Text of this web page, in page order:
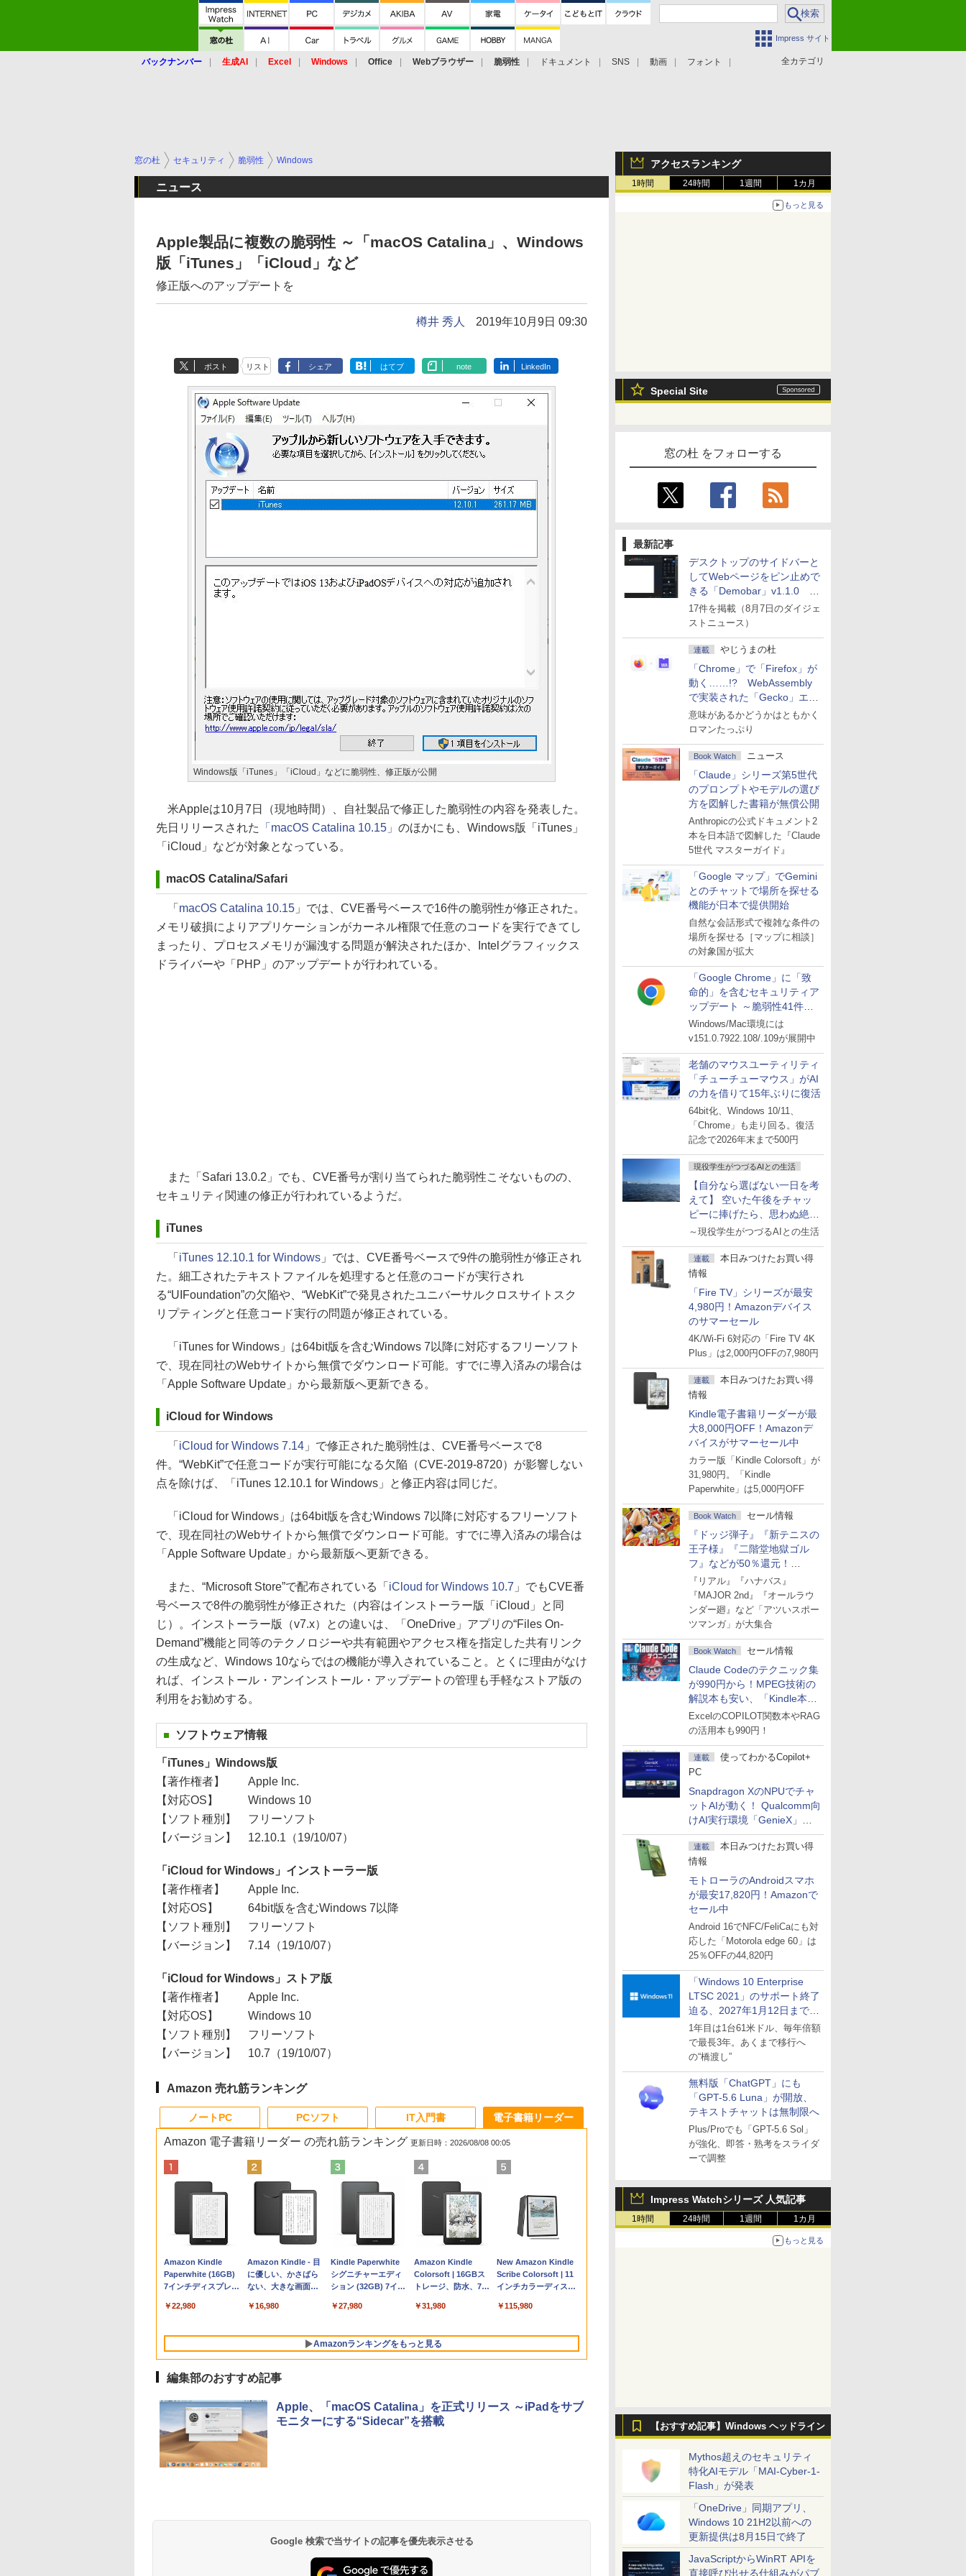
Impress サイト
全カテゴリ
バックナンバー 生成AI Excel Windows Office Webブラウザー 脆弱性 ドキュメント SNS 動画 フォント
アクセスランキング
1時間 24時間 1週間 1カ月
もっと見る
Special Site
窓の杜 をフォローする
最新記事
デスクトップのサイドバーと
してWebページをピン止めで
きる「Demobar」v1.1.0 ほ
か
17件を掲載（8月7日のダイジェ
ストニュース）
連載 やじうまの杜
「Chrome」で「Firefox」が
動く……!? WebAssembly
で実装された「Gecko」エン
ジン
意味があるかどうかはともかく
ロマンたっぷり
Book Watch ニュース
「Claude」シリーズ第5世代
のプロンプトやモデルの選び
方を図解した書籍が無償公開
Anthropicの公式ドキュメント2
本を日本語で図解した『Claude
5世代 マスターガイド』
「Google マップ」でGemini
とのチャットで場所を探せる
機能が日本で提供開始
自然な会話形式で複雑な条件の
場所を探せる［マップに相談］
の対象国が拡大
「Google Chrome」に「致
命的」を含むセキュリティア
ップデート ～脆弱性41件に
対処
Windows/Mac環境には
v151.0.7922.108/.109が展開中
老舗のマウスユーティリティ
「チューチューマウス」がAI
の力を借りて15年ぶりに復活
64bit化、Windows 10/11、
「Chrome」も走り回る。復活
記念で2026年末まで500円
現役学生がつづるAIとの生活
【自分なら選ばない一日を考
えて】 空いた午後をチャッ
ピーに捧げたら、思わぬ絶景
に出会った話
～現役学生がつづるAIとの生活
連載
本日みつけたお買い得
情報
「Fire TV」シリーズが最安
4,980円！Amazonデバイス
のサマーセール
4K/Wi-Fi 6対応の「Fire TV 4K
Plus」は2,000円OFFの7,980円
連載
本日みつけたお買い得
情報
Kindle電子書籍リーダーが最
大8,000円OFF！Amazonデ
バイスがサマーセール中
カラー版「Kindle Colorsoft」が
31,980円。「Kindle
Paperwhite」は5,000円OFF
Book Watch セール情報
『ドッジ弾子』『新テニスの
王子様』『二階堂地獄ゴル
フ』などが50％還元！
Amazonマンガ週末セール
『リアル』『ハナバス』
『MAJOR 2nd』『オールラウ
ンダー廻』など「アツいスポー
ツマンガ」が大集合
Book Watch セール情報
Claude Codeのテクニック集
が990円から！MPEG技術の
解説本も安い、「Kindle本サ
マーセール」第2弾開始！
ExcelのCOPILOT関数本やRAG
の活用本も990円！
連載
使ってわかるCopilot+
PC
Snapdragon XのNPUでチャ
ットAIが動く！ Qualcomm向
けAI実行環境「GenieX」を
試してみた
連載
本日みつけたお買い得
情報
モトローラのAndroidスマホ
が最安17,820円！Amazonで
セール中
Android 16でNFC/FeliCaにも対
応した「Motorola edge 60」は
25％OFFの44,820円
「Windows 10 Enterprise
LTSC 2021」のサポート終了
迫る、2027年1月12日まで
～ESUは9月1日から販売
1年目は1台61米ドル、毎年倍額
で最長3年。あくまで移行へ
の“橋渡し”
無料版「ChatGPT」にも
「GPT-5.6 Luna」が開放、
テキストチャットは無制限へ
Plus/Proでも「GPT-5.6 Sol」
が強化、即答・熟考をスライダ
ーで調整
Impress Watchシリーズ 人気記事
1時間 24時間 1週間 1カ月
もっと見る
【おすすめ記事】Windows ヘッドライン
Mythos超えのセキュリティ
特化AIモデル「MAI-Cyber-1-
Flash」が発表
「OneDrive」同期アプリ、
Windows 10 21H2以前への
更新提供は8月15日で終了
JavaScriptからWinRT APIを
直接呼び出せる仕組みがパブ
窓の杜 セキュリティ 脆弱性 Windows
ニュース
Apple製品に複数の脆弱性 ～「macOS Catalina」、Windows
版「iTunes」「iCloud」など
修正版へのアップデートを
樽井 秀人 2019年10月9日 09:30
ポスト リスト シェア はてブ note LinkedIn
Windows版「iTunes」「iCloud」などに脆弱性、修正版が公開
米Appleは10月7日（現地時間）、自社製品で修正した脆弱性の内容を発表した。
先日リリースされた
「macOS Catalina 10.15」 のほかにも、Windows版「iTunes」
「iCloud」などが対象となっている。
macOS Catalina/Safari
「 macOS Catalina 10.15 」では、CVE番号ベースで16件の脆弱性が修正された。
メモリ破損によりアプリケーションがカーネル権限で任意のコードを実行できてし
まったり、プロセスメモリが漏洩する問題が解決されたほか、Intelグラフィックス
ドライバーや「PHP」のアップデートが行われている。
また「Safari 13.0.2」でも、CVE番号が割り当てられた脆弱性こそないものの、
セキュリティ関連の修正が行われているようだ。
iTunes
「 iTunes 12.10.1 for Windows 」では、CVE番号ベースで9件の脆弱性が修正され
た。細工されたテキストファイルを処理すると任意のコードが実行され
る“UIFoundation”の欠陥や、“WebKit”で発見されたユニバーサルクロスサイトスク
リプティングと任意コード実行の問題が修正されている。
「iTunes for Windows」は64bit版を含むWindows 7以降に対応するフリーソフト
で、現在同社のWebサイトから無償でダウンロード可能。すでに導入済みの場合は
「Apple Software Update」から最新版へ更新できる。
iCloud for Windows
「 iCloud for Windows 7.14 」で修正された脆弱性は、CVE番号ベースで8
件。“WebKit”で任意コードが実行可能になる欠陥（CVE-2019-8720）が影響しない
点を除けば、「iTunes 12.10.1 for Windows」と修正内容は同じだ。
「iCloud for Windows」は64bit版を含むWindows 7以降に対応するフリーソフト
で、現在同社のWebサイトから無償でダウンロード可能。すでに導入済みの場合は
「Apple Software Update」から最新版へ更新できる。
また、“Microsoft Store”で配布されている「 iCloud for Windows 10.7 」でもCVE番
号ベースで8件の脆弱性が修正された（内容はインストーラー版「iCloud」と同
じ）。インストーラー版（v7.x）との違いは、「OneDrive」アプリの“Files On-
Demand”機能と同等のテクノロジーや共有範囲やアクセス権を指定した共有リンク
の生成など、Windows 10ならではの機能が導入されていること。とくに理由がなけ
れば、インストール・アンインストール・アップデートの管理も手軽なストア版の
利用をお勧めする。
ソフトウェア情報
「iTunes」Windows版
【著作権者】
Apple Inc.
【対応OS】
Windows 10
【ソフト種別】
フリーソフト
【バージョン】
12.10.1（19/10/07）
「iCloud for Windows」インストーラー版
【著作権者】
Apple Inc.
【対応OS】
64bit版を含むWindows 7以降
【ソフト種別】
フリーソフト
【バージョン】
7.14（19/10/07）
「iCloud for Windows」ストア版
【著作権者】
Apple Inc.
【対応OS】
Windows 10
【ソフト種別】
フリーソフト
【バージョン】
10.7（19/10/07）
Amazon 売れ筋ランキング
ノートPC
Apple 2026
MacBook Neo A18
Proチップ搭載13イ
AIとApple
Retinaディスプレ
512GB SSD、1080p
FaceTime HDカメ
ラ、Touch ID - イン
AppleCare+ for 13イ
ンチMacBook
Neo(A18 Pro)|ダウン
ロード版
￥162,598
tomtoc 360°保護
15.6 16インチ パソコ
ンケース Dell NEC
dynabook Lenovo
￥2,952
Apple 2026
MacBook Air M5チ
ップ搭載13インチノ
Apple Intelligence、
Retinaディスプレ
イ、16GBユニファイ
ドメモリ、1TB SSD
ド、Touch ID - シル
バー
￥261,414
【Amazon.co.jp限
定】 HP ノートパソ
コン 15-fd 15.6イン
512GB SSD インテ
￥129,800
FMV ノートパソコン
WE1-K3 (MS 365
Personal/Copilotキー
型/Core i5/16GB/SSD
FMVWK3E15W_AZ
￥139,880
PCソフト
Robloxギフトカード
- 800 Robux 【限定
バーチャルアイテム
ンゲームコード】 ロ
インコード版
￥1,300
Robloxギフトカード
- 1000 Robux 【限定
バーチャルアイテム
ンゲームコード】 ロ
ンコード版
￥1,600
Microsoft Office
Home & Business
2024(最新 永続版)|オ
版|Windows11、
￥39,582
Robloxギフトカード
- 2,000 Robux 【限
定バーチャルアイテ
インゲームコード】
ラインコード版
￥3,200
Windows版 |
Minecraft (マインクラ
フト): Java & Bedrock
ード版
￥3,600
IT入門書
生成AIパスポート公
式テキスト 第４版
￥1,766
AIイラスト表現辞典:
思い通りの絵を引き
出す プロンプトの言
ズ (はぴーイラスト
￥480
ClaudeCode いちば
んやさしい 教科書:
非エンジニア 初心者
マニュアル AI副業に
もKindle出版にも！
非エンジニアのため
のAIコーディング入
￥99
1冊ですべて身につく
HTML & CSSとWeb
デザイン入門講座
￥1,292
FM TOWNS ハイパ
ー・カタログ: 本体ハ
ードウェア・市販ソフ
トリストと最新エミュ
￥1,600
電子書籍リーダー
Amazon 電子書籍リーダー の売れ筋ランキング 更新日時：2026/08/08 00:05
Amazon Kindle
Paperwhite (16GB)
7インチディスプレ
ト、12週間持続バッ
ブラック
￥22,980
Amazon Kindle - 目
に優しい、かさばら
ない、大きな画面で
続バッテリー、6イン
書籍リーダー、ブラ
ック、16GB、広告な
し
￥16,980
Kindle Paperwhite
シグニチャーエディ
ション (32GB) 7イン
るさ自動調整、色調
持続バッテリー、広
告なし、メタリック
ブラック
￥27,980
Amazon Kindle
Colorsoft | 16GBス
トレージ、防水、7イ
レイ、色調調節ライ
ッテリー、広告無
し、ブラック (2025
年発売)
￥31,980
New Amazon Kindle
Scribe Colorsoft | 11
インチカラーディスプ
ジ、ノート機能搭載、
調節ライト、プレミア
イト
￥115,980
Amazonランキングをもっと見る
編集部のおすすめ記事
Apple、「macOS Catalina」を正式リリース ～iPadをサブ
モニターにする“Sidecar”を搭載
Google 検索で当サイトの記事を優先表示させる